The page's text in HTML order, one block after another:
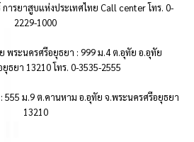
ารยาสูบแห่งประเทศไทย Call center โทร. 0-
2229-1000
พระนครศรีอยุธยา : 999 ม.4 ต.อุทัย อ.อุทัย
ธยา 13210 โทร. 0-3535-2555
ม.9 ต.คานหาม อ.อุทัย จ.พระนครศรีอยุธยา
13210